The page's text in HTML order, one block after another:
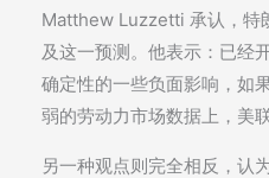
Matthew Luzzetti 承认，特
及这一预测。他表示：已经
确定性的一些负面影响，如
弱的劳动力市场数据上，美
另一种观点则完全相反，认